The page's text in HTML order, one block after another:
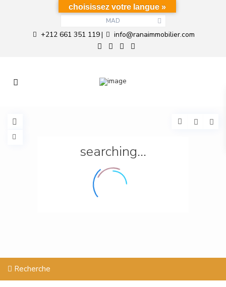
MAD
+212 661 351 119| info@ranaimmobilier.com
searching...
Recherche
choisissez votre langue »